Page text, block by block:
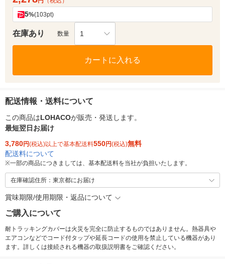
5%(103pt)
在庫あり 数量 1
カートに入れる
配送情報・送料について
この商品はLOHACOが販売・発送します。
最短翌日お届け
3,780円(税込)以上で基本配送料550円(税込)無料
配送料について
※一部の商品につきましては、基本配送料を当社が負担いたします。
在庫確認住所：東京都にお届け
賞味期限/使用期限・返品について
ご購入について
耐トラッキングカバーは火災を完全に防止するものではありません。熱器具や
エアコンなどでコード付タップや延長コードの使用を禁止している機器があり
ます。詳しくは接続される機器の取扱説明書をご確認ください。